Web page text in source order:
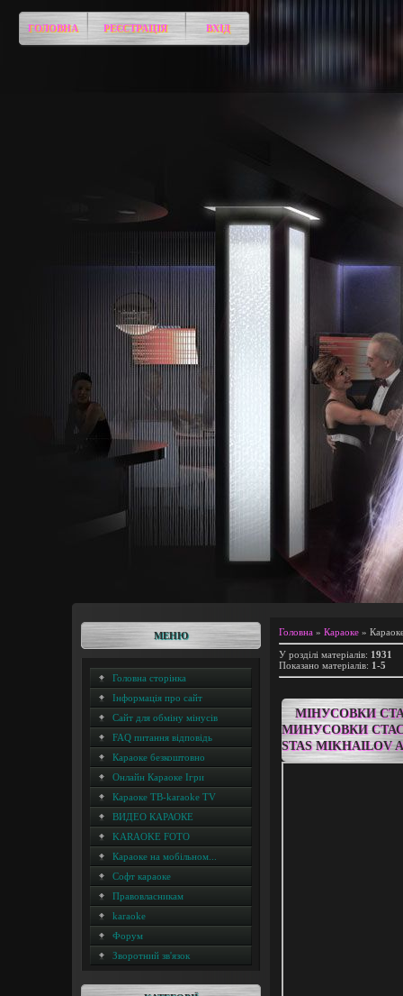
ГОЛОВНА РЕЄСТРАЦІЯ ВХІД
МЕНЮ
Головна сторінка
Інформація про сайт
Сайт для обміну мінусів
FAQ питання відповідь
Караоке безкоштовно
Онлайн Караоке Ігри
Караоке ТВ-karaoke TV
ВИДЕО КАРАОКЕ
KARAOKE FOTO
Караоке на мобільном...
Софт караоке
Правовласникам
karaoke
Форум
Зворотний зв'язок
Головна » Караоке »
У розділі матеріалів: 1931
Показано матеріалів: 1-5
МІНУСОВКИ
МИНУСОВКИ
STAS MIKHAILOV